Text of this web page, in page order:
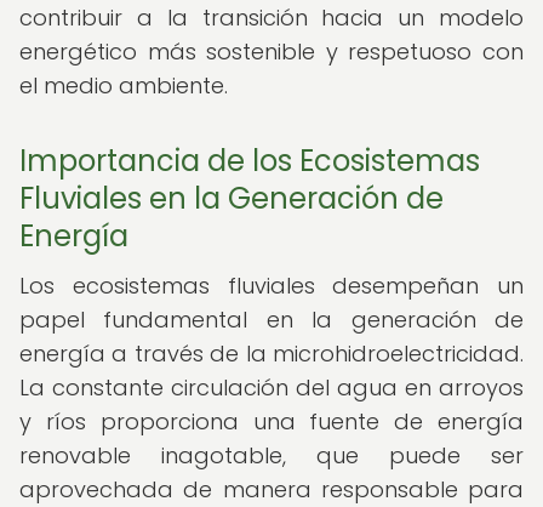
contribuir a la transición hacia un modelo
energético más sostenible y respetuoso con
el medio ambiente.
Importancia de los Ecosistemas
Fluviales en la Generación de
Energía
Los ecosistemas fluviales desempeñan un
papel fundamental en la generación de
energía a través de la microhidroelectricidad.
La constante circulación del agua en arroyos
y ríos proporciona una fuente de energía
renovable inagotable, que puede ser
aprovechada de manera responsable para